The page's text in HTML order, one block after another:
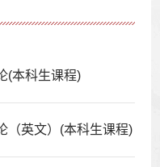
(本科生课程)
（英文）(本科生课程)